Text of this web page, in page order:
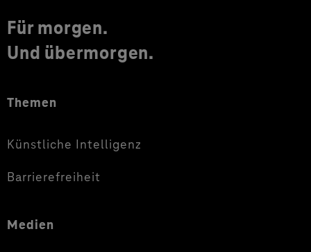
Für morgen.
Und übermorgen.
Themen
Künstliche Intelligenz
Barrierefreiheit
Medien